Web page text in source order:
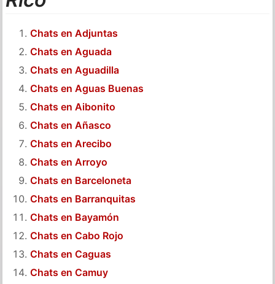
Chats en Adjuntas
Chats en Aguada
Chats en Aguadilla
Chats en Aguas Buenas
Chats en Aibonito
Chats en Añasco
Chats en Arecibo
Chats en Arroyo
Chats en Barceloneta
Chats en Barranquitas
Chats en Bayamón
Chats en Cabo Rojo
Chats en Caguas
Chats en Camuy